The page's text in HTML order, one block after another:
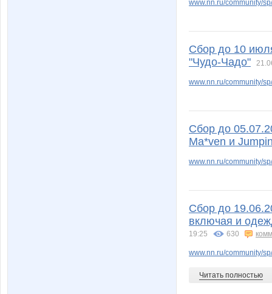
НадеждаЦ
Синичка13
Улыбаемся и машем!;)
www.nn.ru/community/
Сбор до 10
"Чудо-Чадо"
www.nn.ru/community/
Сбор до
Ma*ven и
www.nn.ru/community/
Сбор до
включая и
19:25 630
www.nn.ru/community/
Читать полностью